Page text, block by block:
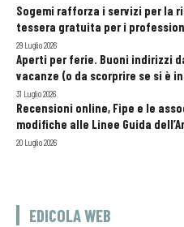
Sogemi rafforza i servizi per la
tessera gratuita per i
29 Luglio 2026
Aperti per ferie. Buoni indirizzi
vacanze (o da scorprire se si è
31 Luglio 2026
Recensioni online, Fipe e le
modifiche alle Linee Guida
20 Luglio 2026
EDICOLA WEB